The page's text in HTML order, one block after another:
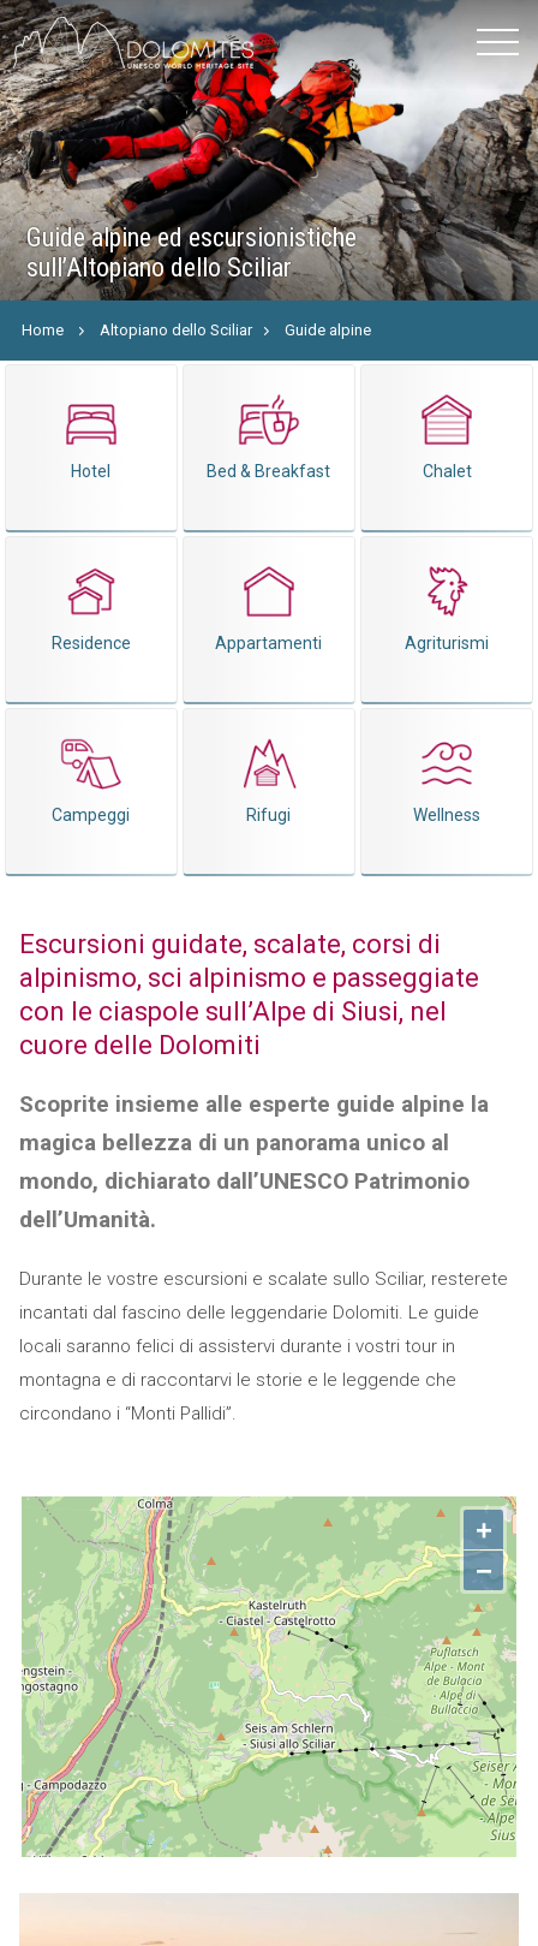
Guide alpine ed escursionistiche
sull’Altopiano dello Sciliar
Home Altopiano dello Sciliar Guide alpine
Hotel Bed & Breakfast Chalet
Residence Appartamenti Agriturismi
Campeggi Rifugi Wellness
Escursioni guidate, scalate, corsi di
alpinismo, sci alpinismo e passeggiate
con le ciaspole sull’Alpe di Siusi, nel
cuore delle Dolomiti
Scoprite insieme alle esperte guide alpine la
magica bellezza di un panorama unico al
mondo, dichiarato dall’UNESCO Patrimonio
dell’Umanità.
Durante le vostre escursioni e scalate sullo Sciliar, resterete
incantati dal fascino delle leggendarie Dolomiti. Le guide
locali saranno felici di assistervi durante i vostri tour in
montagna e di raccontarvi le storie e le leggende che
circondano i “Monti Pallidi”.
+
−